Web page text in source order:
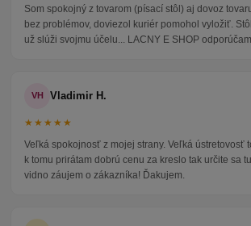
Som spokojný z tovarom (písací stôl) aj dovoz
bez problémov, doviezol kuriér pomohol vyložiť.
už slúži svojmu účelu... LACNY E SHOP odporúčam
VH Vladimir H.
★★★★★
Veľká spokojnosť z mojej strany. Veľká ústretovosť
k tomu prirátam dobrú cenu za kreslo tak určite sa
vidno záujem o zákazníka! Ďakujem.